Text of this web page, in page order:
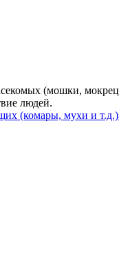
(мошки,
людей.
(комары, мухи и